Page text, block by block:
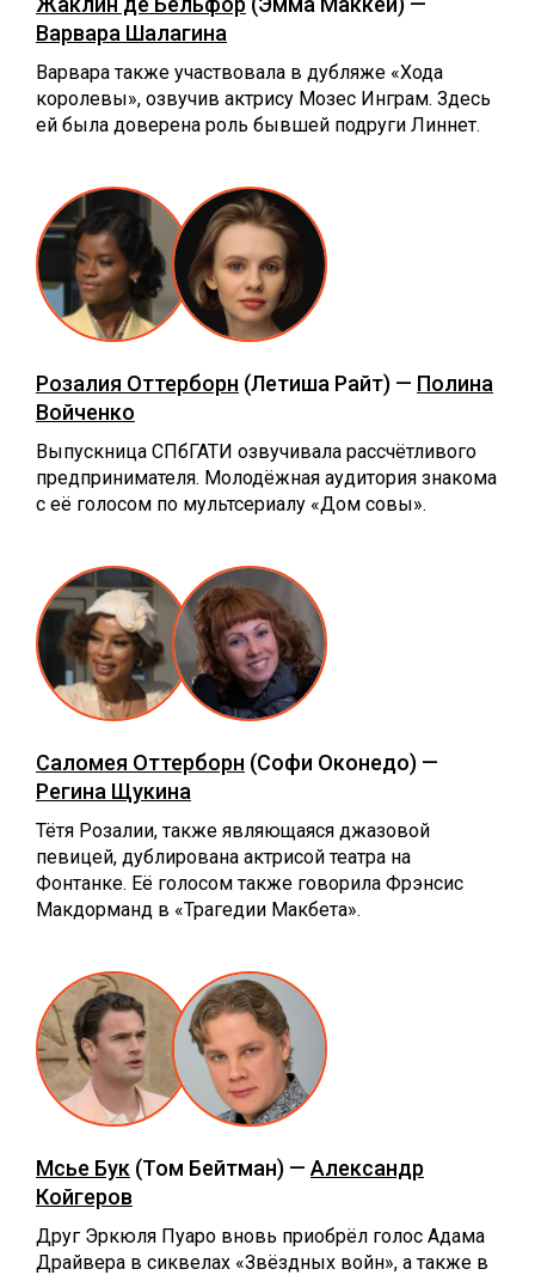
Варвара Шалагина
Варвара также участвовала в дубляже «Хода
королевы», озвучив актрису Мозес Инграм. Здесь
ей была доверена роль бывшей подруги Линнет.
Розалия Оттерборн (Летиша Райт) — Полина
Войченко
Выпускница СПбГАТИ озвучивала рассчётливого
предпринимателя. Молодёжная аудитория знакома
с её голосом по мультсериалу «‎Дом совы».
Саломея Оттерборн (Софи Оконедо) —
Регина Щукина
Тётя Розалии, также являющаяся джазовой
певицей, дублирована актрисой театра на
Фонтанке. Её голосом также говорила Фрэнсис
Макдорманд в «‎Трагедии Макбета».
Мсье Бук (Том Бейтман) — Александр
Койгеров
Друг Эркюля Пуаро вновь приобрёл голос Адама
Драйвера в сиквелах ‎«‎Звёздных войн», а также в